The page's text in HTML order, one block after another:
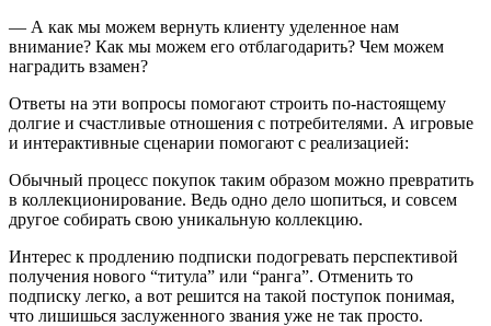
— А как мы можем вернуть клиенту уделенное нам
внимание? Как мы можем его отблагодарить? Чем можем
наградить взамен?
Ответы на эти вопросы помогают строить по-настоящему
долгие и счастливые отношения с потребителями. А игровые
и интерактивные сценарии помогают с реализацией:
Обычный процесс покупок таким образом можно превратить
в коллекционирование. Ведь одно дело шопиться, и совсем
другое собирать свою уникальную коллекцию.
Интерес к продлению подписки подогревать перспективой
получения нового “титула” или “ранга”. Отменить то
подписку легко, а вот решится на такой поступок понимая,
что лишишься заслуженного звания уже не так просто.